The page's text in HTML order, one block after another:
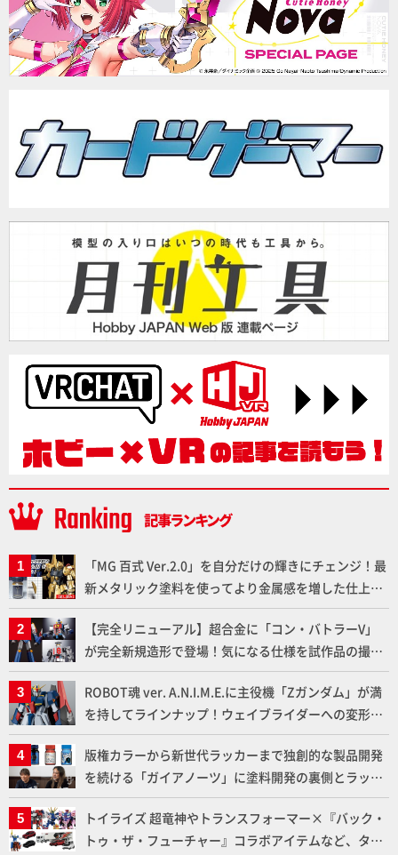
「MG 百式 Ver.2.0」を自分だけの輝きにチェンジ！最
新メタリック塗料を使ってより金属感を増した仕上が
りに!!【試し読み】
【完全リニューアル】超合金に「コン・バトラーV」
が完全新規造形で登場！気になる仕様を試作品の撮り
下ろしでご紹介!!さらに「大鉄人17」＆「ワンエイ
ト」セット情報もお届け！【超合金の魂】
ROBOT魂 ver. A.N.I.M.E.に主役機「Zガンダム」が満
を持してラインナップ！ウェイブライダーへの変形、
劇中どおりのプロポーションを再現【機動戦士Zガン
ダム】
版権カラーから新世代ラッカーまで独創的な製品開発
を続ける「ガイアノーツ」に塗料開発の裏側とラッカ
ー塗料の未来についてインタビュー！
トイライズ 超竜神やトランスフォーマー×『バック・
トゥ・ザ・フューチャー』コラボアイテムなど、タカ